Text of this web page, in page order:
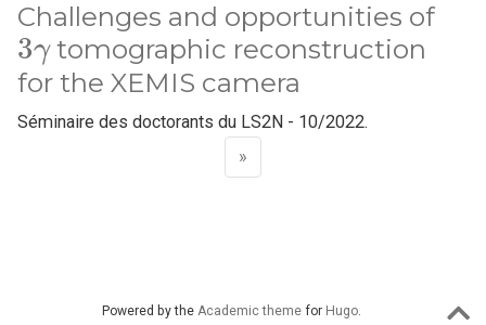
Challenges and opportunities of
3
γ
tomographic reconstruction
for the XEMIS camera
Séminaire des doctorants du LS2N - 10/2022.
»
Powered by the Academic theme for Hugo.